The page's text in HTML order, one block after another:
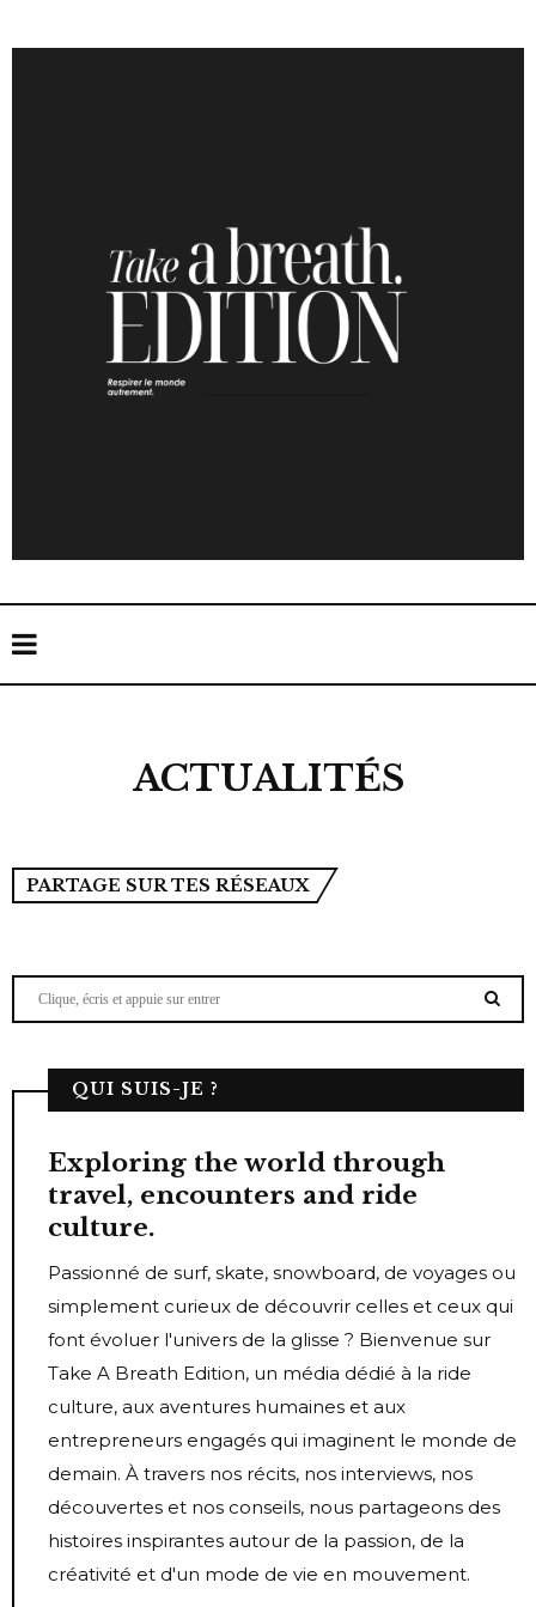
ACTUALITÉS
PARTAGE SUR TES RÉSEAUX
QUI SUIS-JE ?
Exploring the world through
travel, encounters and ride
culture.
Passionné de surf, skate, snowboard, de voyages ou
simplement curieux de découvrir celles et ceux qui
font évoluer l'univers de la glisse ? Bienvenue sur
Take A Breath Edition, un média dédié à la ride
culture, aux aventures humaines et aux
entrepreneurs engagés qui imaginent le monde de
demain. À travers nos récits, nos interviews, nos
découvertes et nos conseils, nous partageons des
histoires inspirantes autour de la passion, de la
créativité et d'un mode de vie en mouvement.